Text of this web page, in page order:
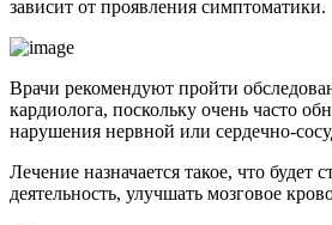
зависит от проявления симптоматики.
Врачи рекомендуют пройти
кардиолога, поскольку очень часто
нарушения нервной или сердечно-
Лечение назначается такое, что будет
деятельность, улучшать мозговое